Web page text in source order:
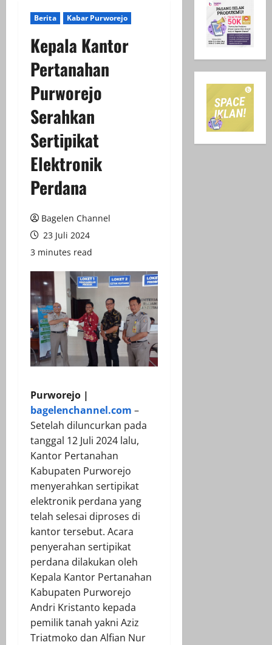
Berita Kabar Purworejo
Kepala Kantor
Pertanahan
Purworejo
Serahkan
Sertipikat
Elektronik
Perdana
Bagelen Channel
23 Juli 2024
3 minutes read
Purworejo |
bagelenchannel.com –
Setelah diluncurkan pada
tanggal 12 Juli 2024 lalu,
Kantor Pertanahan
Kabupaten Purworejo
menyerahkan sertipikat
elektronik perdana yang
telah selesai diproses di
kantor tersebut. Acara
penyerahan sertipikat
perdana dilakukan oleh
Kepala Kantor Pertanahan
Kabupaten Purworejo
Andri Kristanto kepada
pemilik tanah yakni Aziz
Triatmoko dan Alfian Nur